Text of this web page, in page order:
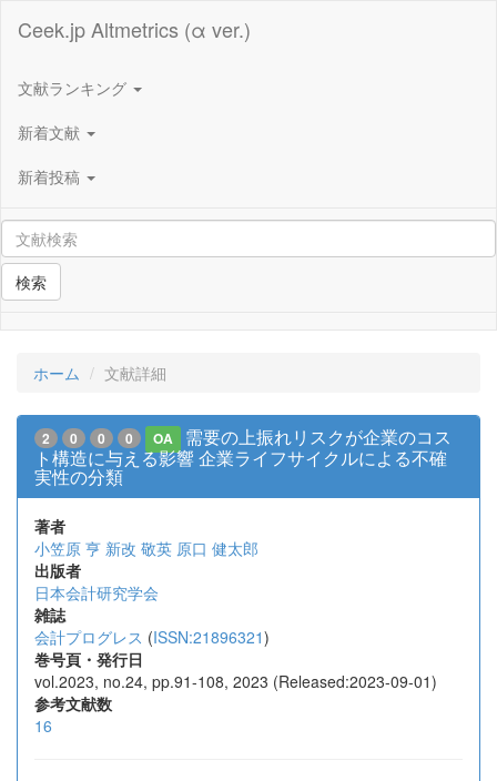
Ceek.jp Altmetrics (α ver.)
文献ランキング
新着文献
新着投稿
検索
ホーム 文献詳細
2 0 0 0 OA
需要の上振れリスクが企業のコス
ト構造に与える影響 企業ライフサイクルによる不確
実性の分類
著者
小笠原 亨 新改 敬英 原口 健太郎
出版者
日本会計研究学会
雑誌
会計プログレス (ISSN:21896321)
巻号頁・発行日
vol.2023, no.24, pp.91-108, 2023 (Released:2023-09-01)
参考文献数
16